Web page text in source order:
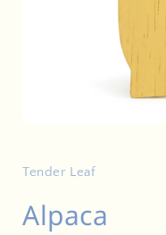
1
ventana
modal
Tender Leaf
Alpaca